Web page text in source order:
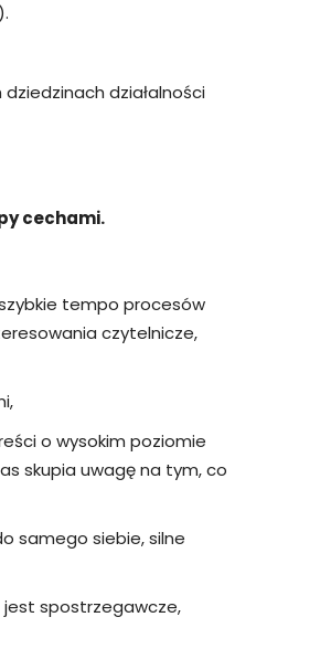
działalności
cechami.
tempo procesów
czytelnicze,
o wysokim poziomie
skupia uwagę na tym, co
samego siebie, silne
jest spostrzegawcze,